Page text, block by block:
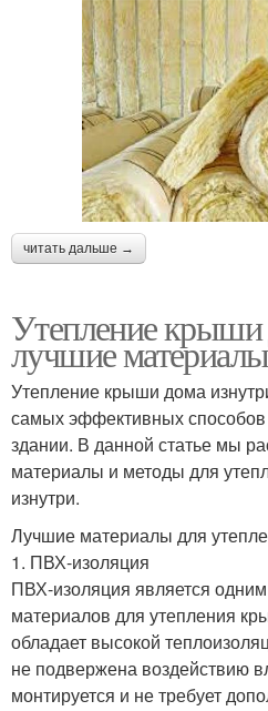
читать дальше →
Утепление крыши
лучшие
Утепление крыши дома
самых эффективных способов
здании. В данной статье мы
материалы и методы для
изнутри.
Лучшие материалы для
1. ПВХ-изоляция
ПВХ-изоляция является
материалов для утепления
обладает высокой
не подвержена воздействию
монтируется и не требует